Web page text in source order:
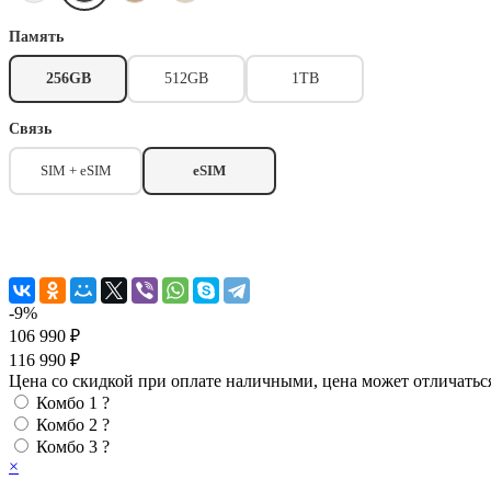
Память
256GB 512GB 1TB
Связь
SIM + eSIM eSIM
-9%
106 990 ₽
116 990 ₽
Цена со скидкой при оплате наличными, цена может
Комбо 1 ?
Комбо 2 ?
Комбо 3 ?
×